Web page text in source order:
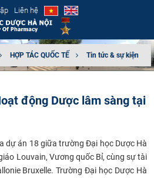
Liên hệ
HỢP TÁC QUỐC TẾ Tin tức & sự kiện
động Dược lâm sàng tại
dự án 18 giữa trường Đại học Dược Hà
Louvain, Vương quốc Bỉ, cùng sự tài
Bruxelle. Trường Đại học Dược Hà